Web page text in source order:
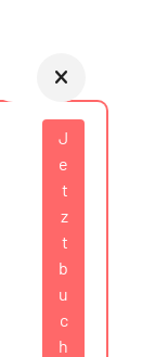
J
e
t
z
t
b
u
c
h